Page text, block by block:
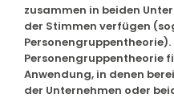
zusammen in beiden
der Stimmen verfügen
Personengruppentheorie
Anwendung, in denen
der Unternehmen oder